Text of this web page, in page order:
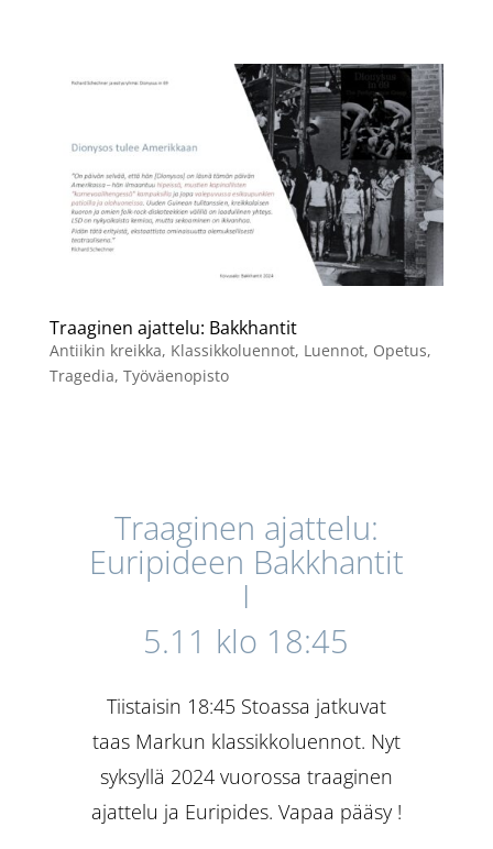
Traaginen ajattelu: Bakkhantit
Antiikin kreikka, Klassikkoluennot, Luennot, Opetus,
Tragedia, Työväenopisto
Traaginen ajattelu:
Euripideen Bakkhantit
I
5.11 klo 18:45
Tiistaisin 18:45 Stoassa jatkuvat
taas Markun klassikkoluennot. Nyt
syksyllä 2024 vuorossa traaginen
ajattelu ja Euripides. Vapaa pääsy !